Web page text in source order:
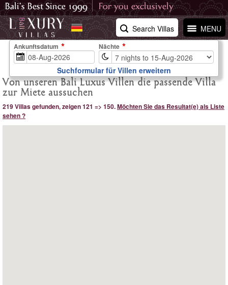
MENU
Search Villas
Von unseren Bali Luxus Villen die passende Villa
zur Miete aussuchen
219 Villas gefunden, zeigen 121 => 150.Möchten Sie das Resultat(e) als Liste
sehen ?
Ankunftsdatum Nächte
Suchformular für Villen erweitern